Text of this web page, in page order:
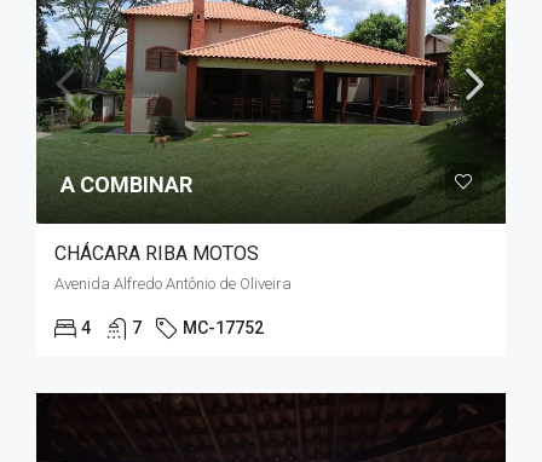
A COMBINAR
CHÁCARA RIBA MOTOS
Avenida Alfredo Antônio de Oliveira
4 7 MC-17752